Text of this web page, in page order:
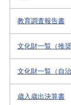
教育調査報告書
文化財一覧（推
文化財一覧（自
歳入歳出決算書